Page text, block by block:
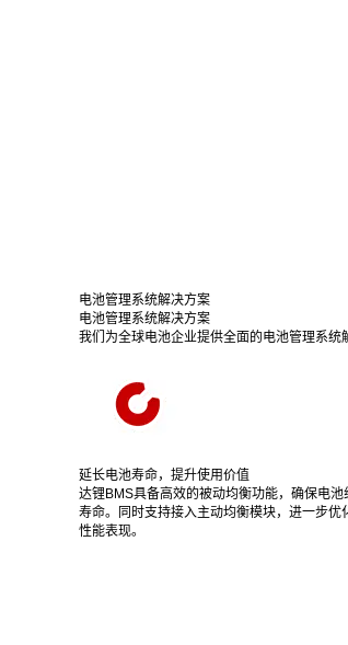
电池管理系统解决方案
电池管理系统解决方案
我们为全球电池企业提供全面的电池管理系
延长电池寿命，提升使用价值
达锂BMS具备高效的被动均衡功能，确保电
寿命。同时支持接入主动均衡模块，进一步优
性能表现。